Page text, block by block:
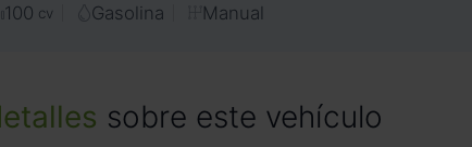
100 cv Gasolina Manual
sobre este vehículo